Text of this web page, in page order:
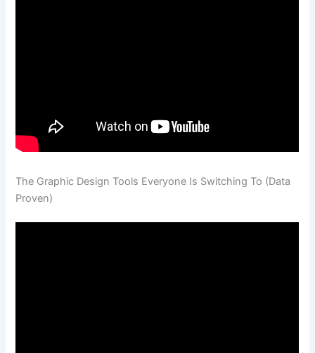
The Graphic Design Tools Everyone Is Switching To (Data
Proven)